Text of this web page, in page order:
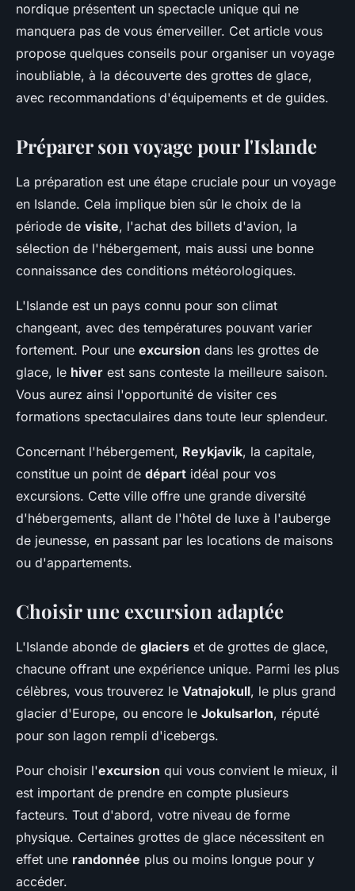
nordique présentent un spectacle unique qui ne
manquera pas de vous émerveiller. Cet article vous
propose quelques conseils pour organiser un voyage
inoubliable, à la découverte des grottes de glace,
avec recommandations d'équipements et de guides.
Préparer son voyage pour l'Islande
La préparation est une étape cruciale pour un voyage
en Islande. Cela implique bien sûr le choix de la
période de visite, l'achat des billets d'avion, la
sélection de l'hébergement, mais aussi une bonne
connaissance des conditions météorologiques.
L'Islande est un pays connu pour son climat
changeant, avec des températures pouvant varier
fortement. Pour une excursion dans les grottes de
glace, le hiver est sans conteste la meilleure saison.
Vous aurez ainsi l'opportunité de visiter ces
formations spectaculaires dans toute leur splendeur.
Concernant l'hébergement, Reykjavik, la capitale,
constitue un point de départ idéal pour vos
excursions. Cette ville offre une grande diversité
d'hébergements, allant de l'hôtel de luxe à l'auberge
de jeunesse, en passant par les locations de maisons
ou d'appartements.
Choisir une excursion adaptée
L'Islande abonde de glaciers et de grottes de glace,
chacune offrant une expérience unique. Parmi les plus
célèbres, vous trouverez le Vatnajokull, le plus grand
glacier d'Europe, ou encore le Jokulsarlon, réputé
pour son lagon rempli d'icebergs.
Pour choisir l'excursion qui vous convient le mieux, il
est important de prendre en compte plusieurs
facteurs. Tout d'abord, votre niveau de forme
physique. Certaines grottes de glace nécessitent en
effet une randonnée plus ou moins longue pour y
accéder.